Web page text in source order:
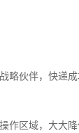
略伙伴，快递成
作区域，大大降